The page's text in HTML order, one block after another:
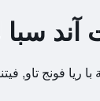
سبا